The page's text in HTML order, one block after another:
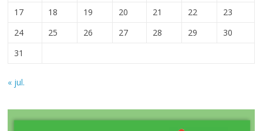
17
18 19 20 21 22
23
24
25 26 27 28 29
30
31
« jul.